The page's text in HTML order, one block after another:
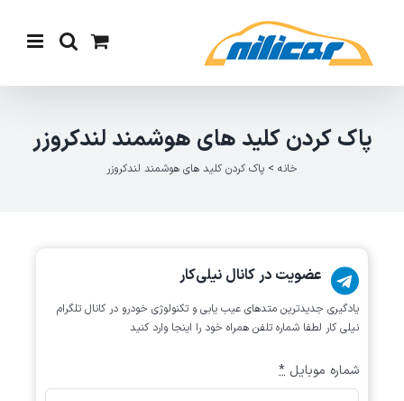
content
پاک کردن کلید های هوشمند لندکروزر
خانه > پاک کردن کلید های هوشمند لندکروزر
عضویت در کانال نیلی‌کار
یادگیری جدیدترین متد‌های عیب یابی‌ و تکنولوژی خودرو در کانال تلگرام
نیلی کار لطفا شماره تلفن همراه خود را اینجا وارد کنید
شماره موبایل *